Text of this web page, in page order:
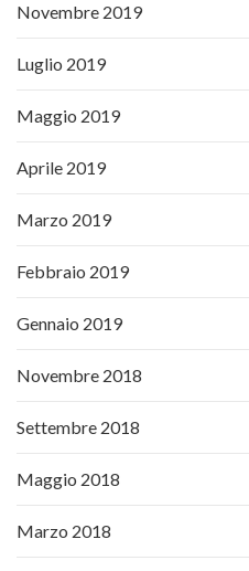
Novembre 2019
Luglio 2019
Maggio 2019
Aprile 2019
Marzo 2019
Febbraio 2019
Gennaio 2019
Novembre 2018
Settembre 2018
Maggio 2018
Marzo 2018